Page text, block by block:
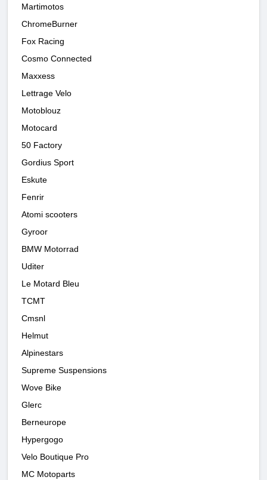
Martimotos
ChromeBurner
Fox Racing
Cosmo Connected
Maxxess
Lettrage Velo
Motoblouz
Motocard
50 Factory
Gordius Sport
Eskute
Fenrir
Atomi scooters
Gyroor
BMW Motorrad
Uditer
Le Motard Bleu
TCMT
Cmsnl
Helmut
Alpinestars
Supreme Suspensions
Wove Bike
Glerc
Berneurope
Hypergogo
Velo Boutique Pro
MC Motoparts